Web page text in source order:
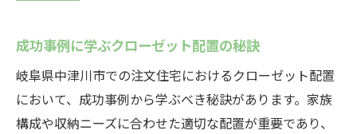
成功事例に学ぶクローゼット配置の秘訣
岐阜県中津川市での注文住宅におけるクローゼット配置
において、成功事例から学ぶべき秘訣があります。家族
構成や収納ニーズに合わせた適切な配置が重要であり、